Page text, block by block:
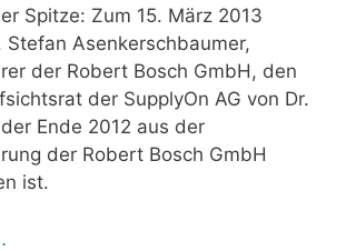
Spitze: Zum 15. März 2013
Stefan Asenkerschbaumer,
der Robert Bosch GmbH, den
der SupplyOn AG von Dr.
Ende 2012 aus der
der Robert Bosch GmbH
ist.